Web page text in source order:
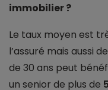
immobilier ?
Le taux moyen est
l’assuré mais aussi
de 30 ans peut
un senior de plus de